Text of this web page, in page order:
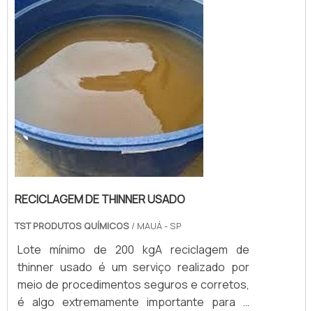
RECICLAGEM DE THINNER USADO
TST PRODUTOS QUÍMICOS / MAUÁ - SP
Lote mínimo de 200 kgA reciclagem de
thinner usado é um serviço realizado por
meio de procedimentos seguros e corretos,
é algo extremamente importante para a